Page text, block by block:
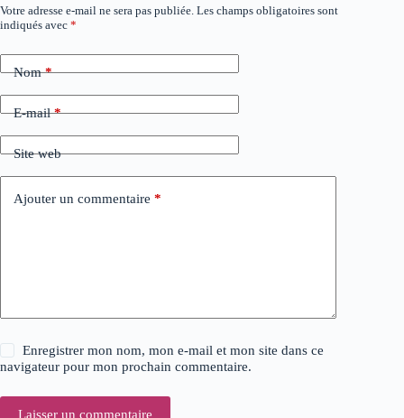
Votre adresse e-mail ne sera pas publiée. Les champs obligatoires sont
indiqués avec *
Nom*
E-mail*
Site web
Ajouter un commentaire *
Enregistrer mon nom, mon e-mail et mon site dans ce
navigateur pour mon prochain commentaire.
Laisser un commentaire
A
l
r
n
a
v
e